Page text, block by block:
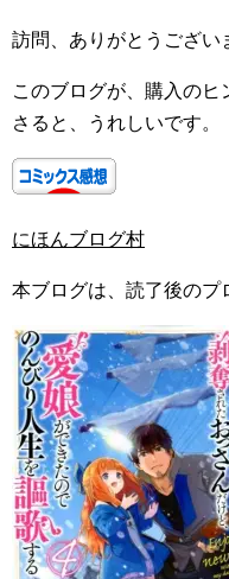
訪問、ありがとうござ
このブログが、購入の
さると、うれしいです
にほんブログ村
本ブログは、読了後のプ